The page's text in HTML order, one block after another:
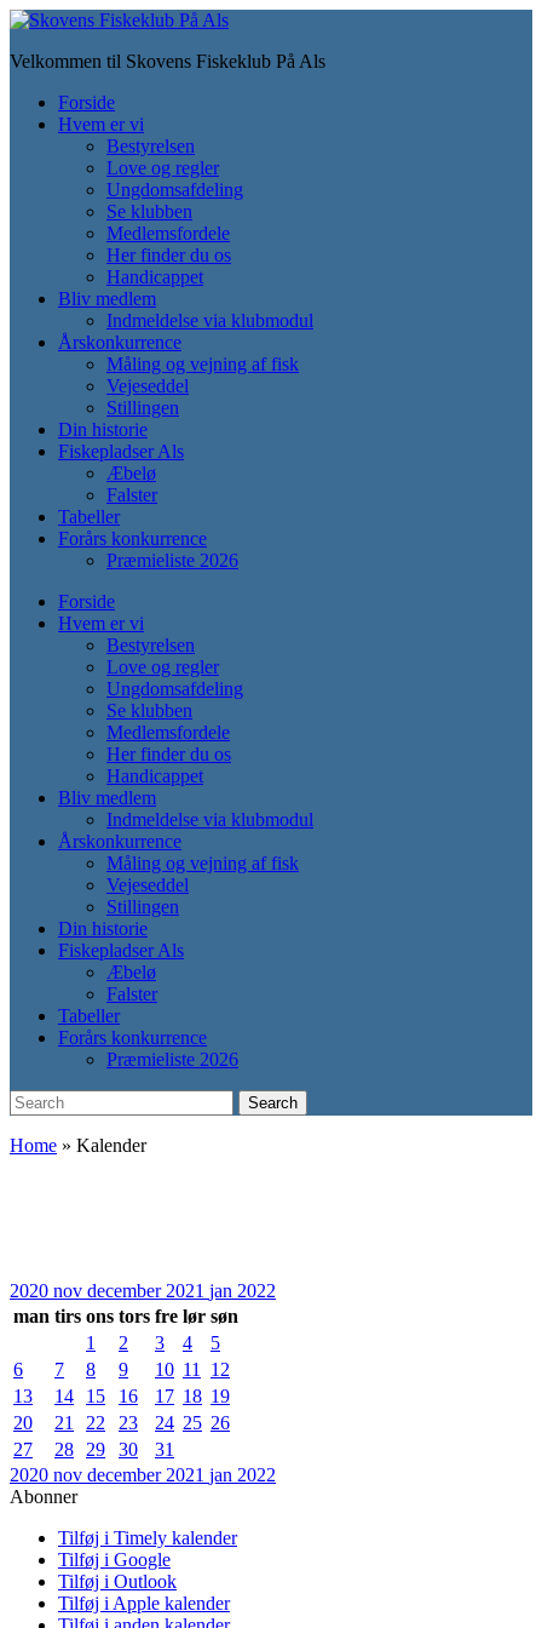
Skip
main
Velkommen til Skovens Fiskeklub På Als
Toggle
mobile
Forside
Hvem er vi
Bestyrelsen
Love og regler
Ungdomsafdeling
Se klubben
Medlemsfordele
Her finder du os
Handicappet
Bliv medlem
Indmeldelse via klubmodul
Årskonkurrence
Måling og vejning af fisk
Vejeseddel
Stillingen
Din historie
Fiskepladser Als
Æbelø
Falster
Tabeller
Forårs konkurrence
Præmieliste 2026
Forside
Hvem er vi
Bestyrelsen
Love og regler
Ungdomsafdeling
Se klubben
Medlemsfordele
Her finder du os
Handicappet
Bliv medlem
Indmeldelse via klubmodul
Årskonkurrence
Måling og vejning af fisk
Vejeseddel
Stillingen
Din historie
Fiskepladser Als
Æbelø
Falster
Tabeller
Forårs konkurrence
Præmieliste 2026
Search
for:
Search
Home » Kalender
2020 nov december 2021 jan 2022
man tirs ons tors fre lør søn
1
2 3 4
5
6
7 8 9 10 11
12
13
14 15 16 17 18 19
20
21 22 23 24 25 26
27
28 29 30
31
2020 nov december 2021 jan 2022
Abonner
Tilføj i Timely kalender
Tilføj i Google
Tilføj i Outlook
Tilføj i Apple kalender